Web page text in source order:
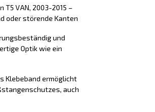
VAN, 2003-2015 –
oder störende Kanten
und
Optik wie ein
Klebeband ermöglicht
auch